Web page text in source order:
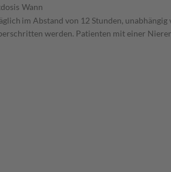
Wann
im Abstand von 12 Stunden,
werden. Patienten mit einer